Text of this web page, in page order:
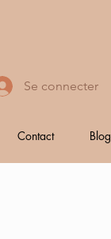
Se connecter
Contact Blog